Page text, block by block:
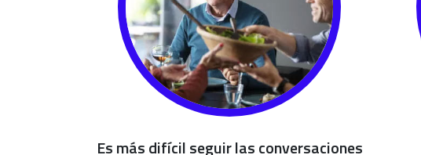
Es más difícil seguir las conversaciones